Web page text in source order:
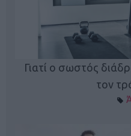
Γιατί ο σωστός
τον